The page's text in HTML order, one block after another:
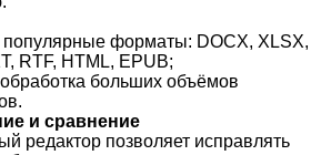
популярные форматы: DOCX, XLSX,
RTF, HTML, EPUB;
обработка больших объёмов
и сравнение
редактор позволяет исправлять